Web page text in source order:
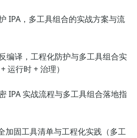
IPA，多工具组合的实战方案与流
编译，工程化防护与多工具组合实
运行时 + 治理）
IPA 实战流程与多工具组合落地指
加固工具清单与工程化实践（多工